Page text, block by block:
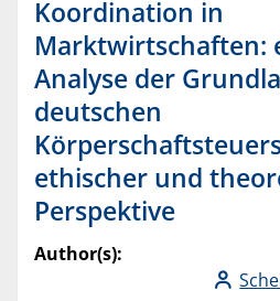
Koordination in
Marktwirtschaften:
Analyse der
deutschen
ethischer und
Perspektive
Author(s):